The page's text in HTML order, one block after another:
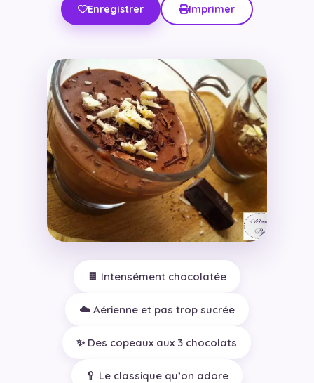
Enregistrer Imprimer
🍫 Intensément chocolatée
☁️ Aérienne et pas trop sucrée
✨ Des copeaux aux 3 chocolats
🥄 Le classique qu’on adore